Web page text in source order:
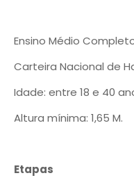
Ensino Médio
Carteira Nacional de
Idade: entre 18 e 40
Altura mínima: 1,65 M.
Etapas